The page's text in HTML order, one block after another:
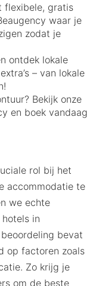
flexibele, gratis
waar je
zodat je
ontdek lokale
– van lokale
Bekijk onze
en boek vandaag
rol bij het
accommodatie te
we echte
in
bevat
op factoren zoals
Zo krijg je
om de beste